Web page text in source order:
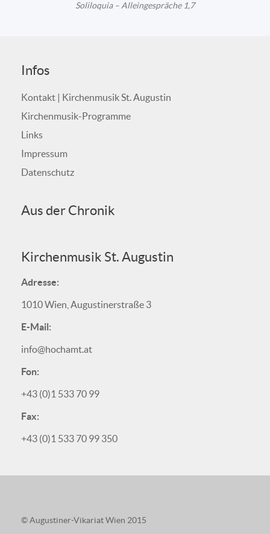
Soliloquia – Alleingespräche 1,7
Infos
Kontakt | Kirchenmusik St. Augustin
Kirchenmusik-Programme
Links
Impressum
Datenschutz
Aus der Chronik
Kirchenmusik St. Augustin
Adresse:
1010 Wien, Augustinerstraße 3
E-Mail:
info@hochamt.at
Fon:
+43 (0)1 533 70 99
Fax:
+43 (0)1 533 70 99 350
© Augustiner-Vikariat Wien 2015